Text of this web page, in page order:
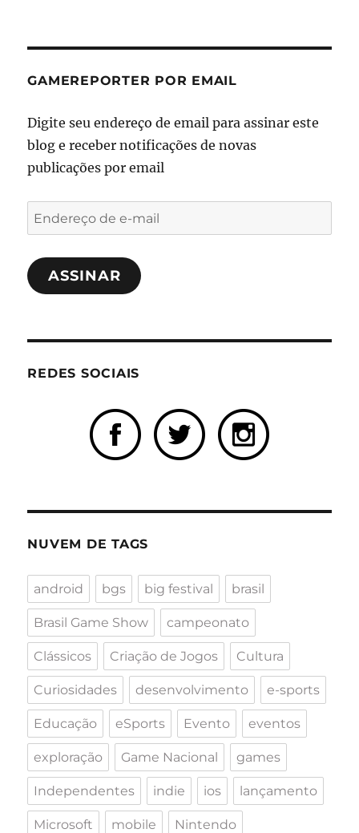
GAMEREPORTER POR EMAIL
Digite seu endereço de email para assinar este
blog e receber notificações de novas
publicações por email
Endereço
de
e-
mailASSINAR
REDES SOCIAIS
NUVEM DE TAGS
android bgs big festival brasil
Brasil Game Show campeonato
Clássicos Criação de Jogos Cultura
Curiosidades desenvolvimento e-sports
Educação eSports Evento eventos
exploração Game Nacional games
Independentes indie ios lançamento
Microsoft mobile Nintendo